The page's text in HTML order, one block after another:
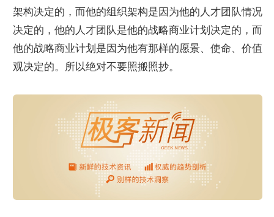
架构决定的，而他的组织架构是因为他的人才团队情况
决定的，他的人才团队是他的战略商业计划决定的，而
他的战略商业计划是因为他有那样的愿景、使命、价值
观决定的。所以绝对不要照搬照抄。